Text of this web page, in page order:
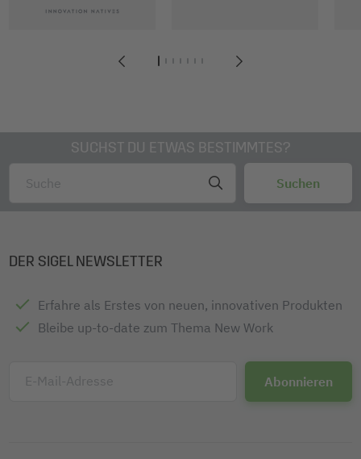
1234567
SUCHST DU ETWAS BESTIMMTES?
DER SIGEL NEWSLETTER
Erfahre als Erstes von neuen, innovativen Produkten
Bleibe up-to-date zum Thema New Work
E-Mail-Adresse